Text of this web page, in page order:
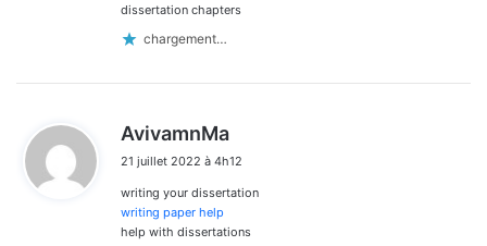
dissertation chapters
chargement…
AvivamnMa
t
21 juillet 2022 à 4h12
writing your dissertation
writing paper help
help with dissertations